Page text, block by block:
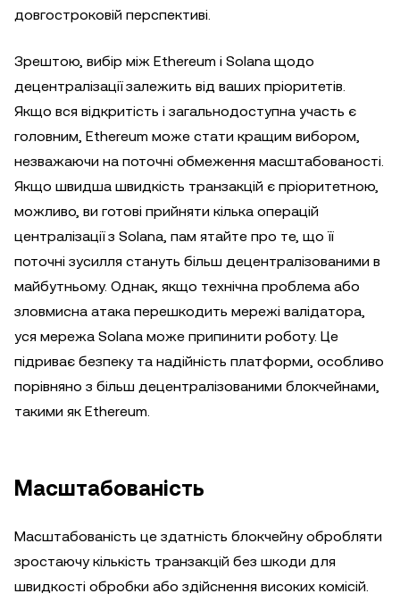
довгостроковій перспективі.
Зрештою, вибір між Ethereum і Solana щодо
децентралізації залежить від ваших пріоритетів.
Якщо вся відкритість і загальнодоступна участь є
головним, Ethereum може стати кращим вибором,
незважаючи на поточні обмеження масштабованості.
Якщо швидша швидкість транзакцій є пріоритетною,
можливо, ви готові прийняти кілька операцій
централізації з Solana, пам ятайте про те, що її
поточні зусилля стануть більш децентралізованими в
майбутньому. Однак, якщо технічна проблема або
зловмисна атака перешкодить мережі валідатора,
уся мережа Solana може припинити роботу. Це
підриває безпеку та надійність платформи, особливо
порівняно з більш децентралізованими блокчейнами,
такими як Ethereum.
Масштабованість
Масштабованість це здатність блокчейну обробляти
зростаючу кількість транзакцій без шкоди для
швидкості обробки або здійснення високих комісій.